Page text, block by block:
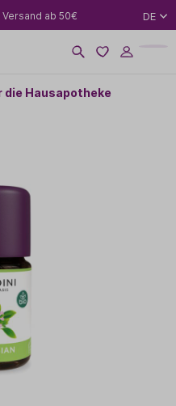
Versand ab 50€ DE
die Hausapotheke